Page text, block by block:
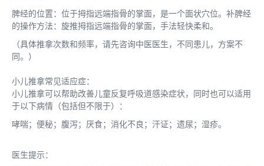
脾经的位置：位于拇指远端指骨的掌面，是一个面状穴位。补脾经
的操作方法：旋推拇指远端指骨的掌面，手法轻快柔和。
（具体推拿次数和频率，请先咨询中医医生，不同患儿，方案不
同。）
小儿推拿常见适应症：
小儿推拿可以帮助改善儿童反复呼吸道感染症状，同时也可以适用
于以下病情（包括但不限于）：
哮喘；便秘；腹泻；厌食；消化不良；汗证；遗尿；湿疹。
医生提示：